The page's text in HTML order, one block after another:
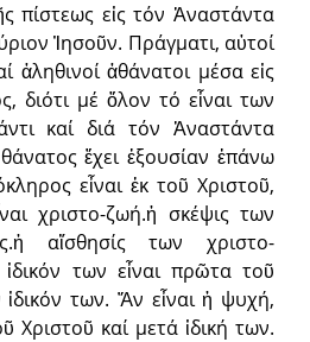
πίστεως εἰς τόν Ἀναστάντα
Ἰησοῦν. Πράγματι, αὐτοί
ἀληθινοί ἀθάνατοι μέσα εἰς
διότι μέ ὅλον τό εἶναι των
καί διά τόν Ἀναστάντα
ἔχει ἐξουσίαν ἐπάνω
εἶναι ἐκ τοῦ Χριστοῦ,
χριστο-ζωή.ἡ σκέψις των
αἴσθησίς των χριστο-
ἰδικόν των εἶναι πρῶτα τοῦ
ἰδικόν των. Ἄν εἶναι ἡ ψυχή,
Χριστοῦ καί μετά ἰδική των.